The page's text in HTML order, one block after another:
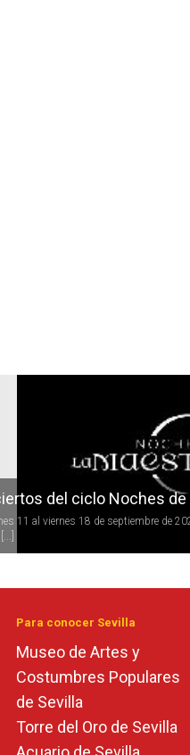
del ciclo Noches
11 al viernes 18 de septiembre de
Para conocer Sevilla
Museo de Artes y
Costumbres Populares
de Sevilla
Torre del Oro de Sevilla